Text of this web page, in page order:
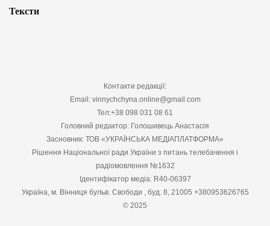
Тексти
Контакти редакції:
Email: vinnychchyna.online@gmail.com
Тел:+38 098 031 08 61
Головний редактор: Голошивець Анастасія
Засновник: ТОВ «УКРАЇНСЬКА МЕДІАПЛАТФОРМА»
Рішення Національної ради України з питань телебачення і
радіомовлення №1632
Ідентифікатор медіа: R40-06397
Україна, м. Вінниця бульв. Свободи , буд. 8, 21005 +380953626765
© 2025